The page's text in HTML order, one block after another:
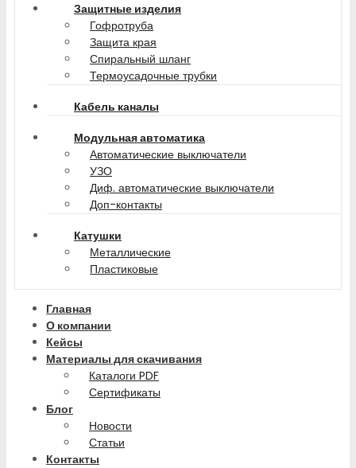
Защитные изделия
Гофротруба
Защита края
Спиральный шланг
Термоусадочные трубки
Кабель каналы
Модульная автоматика
Автоматические выключатели
УЗО
Диф. автоматические выключатели
Доп-контакты
Катушки
Металлические
Пластиковые
Главная
О компании
Кейсы
Материалы для скачивания
Каталоги PDF
Сертификаты
Блог
Новости
Статьи
Контакты